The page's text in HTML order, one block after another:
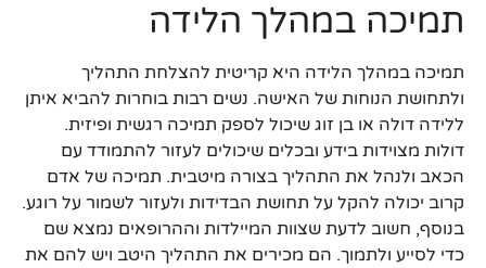
תמיכה במהלך הלידה
תמיכה במהלך הלידה היא קריטית להצלחת התהליך
ולתחושת הנוחות של האישה. נשים רבות בוחרות להביא איתן
ללידה דולה או בן זוג שיכול לספק תמיכה רגשית ופיזית.
דולות מצוידות בידע ובכלים שיכולים לעזור להתמודד עם
הכאב ולנהל את התהליך בצורה מיטבית. תמיכה של אדם
קרוב יכולה להקל על תחושת הבדידות ולעזור לשמור על רוגע.
בנוסף, חשוב לדעת שצוות המיילדות וההרופאים נמצא שם
כדי לסייע ולתמוך. הם מכירים את התהליך היטב ויש להם את